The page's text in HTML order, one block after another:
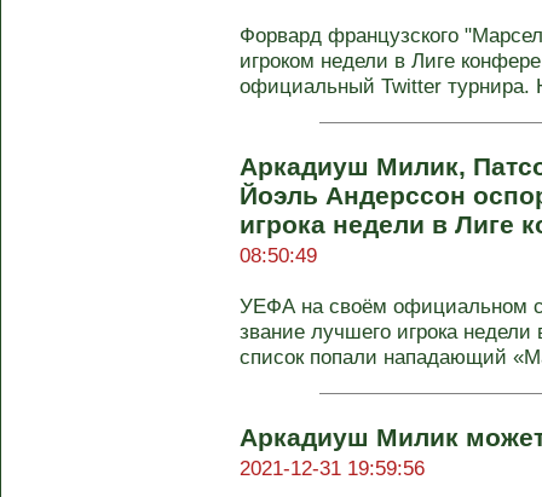
Форвард французского
игроком недели в Лиге
официальный Twitter турнира.
Аркадиуш Милик,
Йоэль Андерссон
игрока недели в Лиге
08:50:49
УЕФА на своём официальном
звание лучшего игрока
список попали нападающий
Аркадиуш Милик
2021-12-31 19:59:56